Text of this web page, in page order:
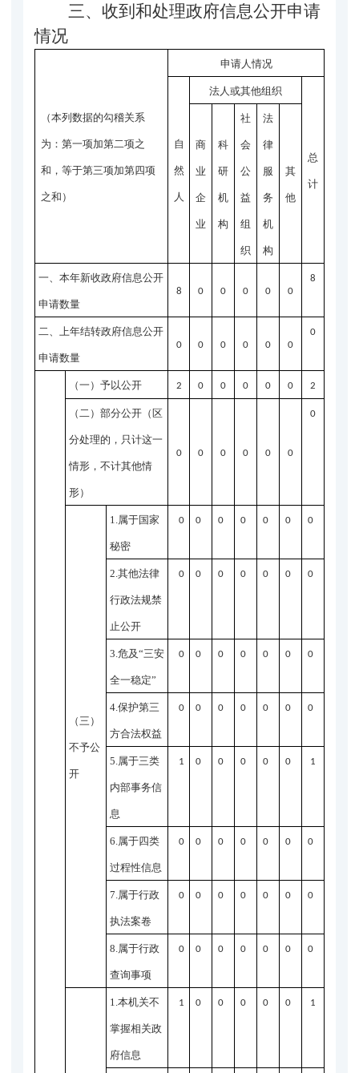
三、收到和处理政府信息公开申请
情况
（本列数据的勾稽关系
为：第一项加第二项之
和，等于第三项加第四项
之和）
申请人情况
自
然
人
法人或其他组织
总
计
商
业
企
业
科
研
机
构
社
会
公
益
组
织
法
律
服
务
机
构
其
他
一、本年新收政府信息公开
申请数量
8 0 0 0 0 0
8
二、上年结转政府信息公开
申请数量
0 0 0 0 0 0
0
（一）予以公开 2 0 0 0 0 0 2
（二）部分公开 （区
分处理的，只计这一
情形，不计其他情
形）
0 0 0 0 0 0
0
（三）
不予公
开
1.属于国家
秘密
0 0 0 0 0 0 0
2.其他法律
行政法规禁
止公开
0 0 0 0 0 0 0
3.危及“三安
全一稳定”
0 0 0 0 0 0 0
4.保护第三
方合法权益
0 0 0 0 0 0 0
5.属于三类
内部事务信
息
1 0 0 0 0 0 1
6.属于四类
过程性信息
0 0 0 0 0 0 0
7.属于行政
执法案卷
0 0 0 0 0 0 0
8.属于行政
查询事项
0 0 0 0 0 0 0
1.本机关不
掌握相关政
府信息
1 0 0 0 0 0 1